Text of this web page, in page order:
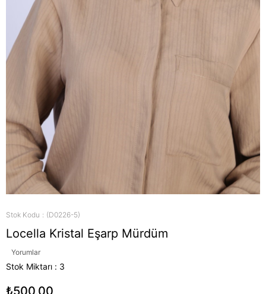
Stok Kodu (D0226-5)
Locella Kristal Eşarp Mürdüm
Yorumlar
Stok Miktarı : 3
₺500,00